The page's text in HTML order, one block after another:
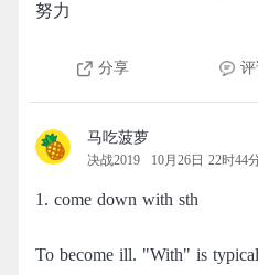
努力
分享 评
马吃菠萝
决战2019 10月26日 22时44
1. come down with sth
To become ill. "With" is